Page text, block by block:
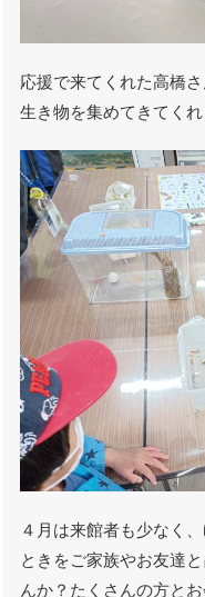
応援で来てくれた高橋
生き物を集めてきてく
４月は来館者も少なく
ときをご家族やお友達
んか？たくさんの方と